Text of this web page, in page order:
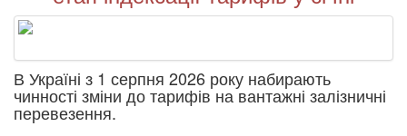
В Україні з 1 серпня 2026 року набирають
чинності зміни до тарифів на вантажні залізничні
перевезення.